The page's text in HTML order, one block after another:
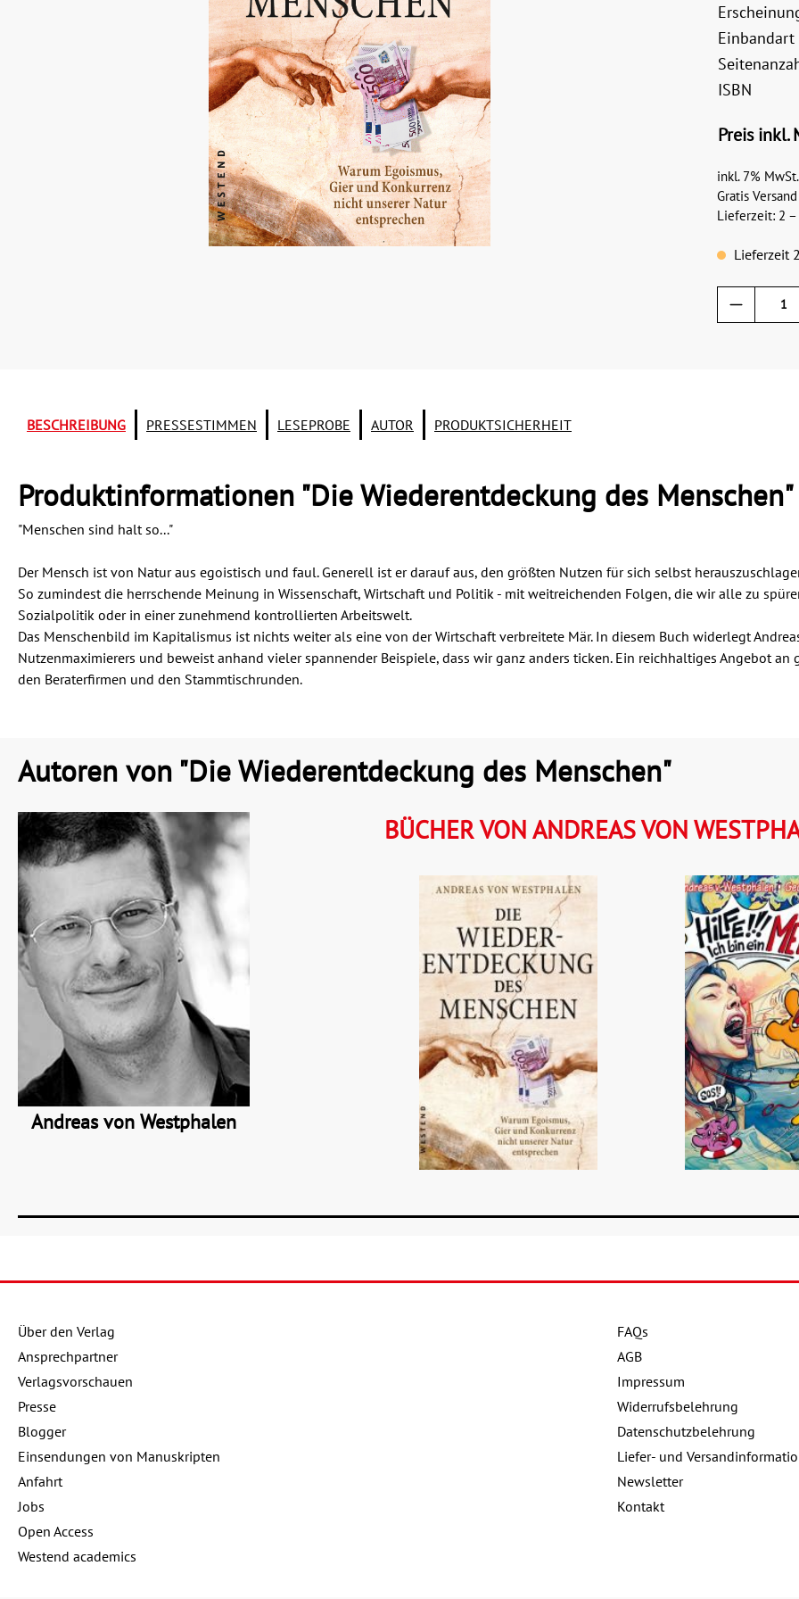
Einbandart
ISBN
Preis inkl.
inkl. 7%
Gratis
Lieferzeit: 2 –
Lieferzeit
BESCHREIBUNG PRESSESTIMMEN LESEPROBE AUTOR PRODUKTSICHERHEIT
Produktinformationen "Die Wiederentdeckung des Menschen"
"Menschen sind halt so..."
Der Mensch ist von Natur aus egoistisch und faul. Generell ist er darauf aus, den größten Nutzen für sich selbst
So zumindest die herrschende Meinung in Wissenschaft, Wirtschaft und Politik - mit weitreichenden Folgen, die wir alle zu
Sozialpolitik oder in einer zunehmend kontrollierten Arbeitswelt.
Das Menschenbild im Kapitalismus ist nichts weiter als eine von der Wirtschaft verbreitete Mär. In diesem Buch widerlegt
Nutzenmaximierers und beweist anhand vieler spannender Beispiele, dass wir ganz anders ticken. Ein reichhaltiges Angebot
den Beraterfirmen und den Stammtischrunden.
Autoren von "Die Wiederentdeckung des Menschen"
Andreas von Westphalen
BÜCHER VON ANDREAS VON
Buch:
Über den Verlag
Ansprechpartner
Verlagsvorschauen
Presse
Blogger
Einsendungen von Manuskripten
Anfahrt
Jobs
Open Access
Westend academics
FAQs
AGB
Impressum
Widerrufsbelehrung
Datenschutzbelehrung
Liefer- und
Newsletter
Kontakt